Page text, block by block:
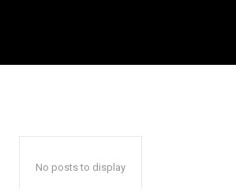
No posts to display